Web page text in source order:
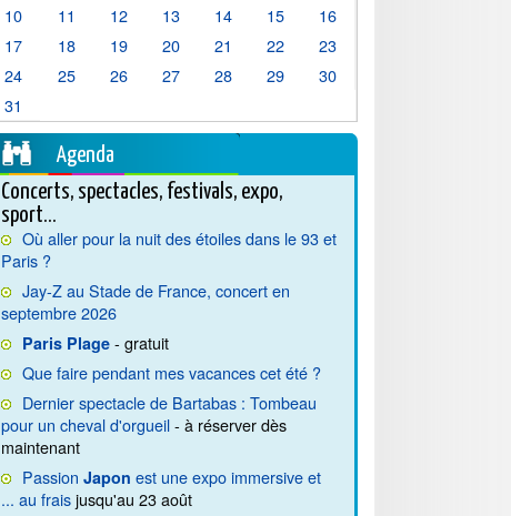
10
11 12 13 14 15
16
17
18 19 20 21 22
23
24
25 26 27 28 29
30
31
Agenda
Concerts, spectacles, festivals, expo,
sport...
Où aller pour la nuit des étoiles dans le 93 et
Paris ?
Jay-Z au Stade de France, concert en
septembre 2026
Paris Plage - gratuit
Que faire pendant mes vacances cet été ?
Dernier spectacle de Bartabas : Tombeau
pour un cheval d'orgueil- à réserver dès
maintenant
PassionJapon est une expo immersive et
... au fraisjusqu'au 23 août